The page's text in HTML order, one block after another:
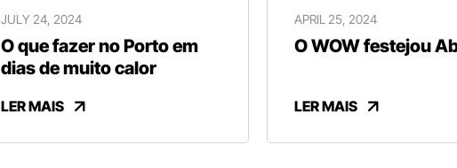
JULY 24, 2024
O que fazer no Porto em
dias de muito calor
LER MAIS
APRIL 25, 2024
O WOW festejou
LER MAIS